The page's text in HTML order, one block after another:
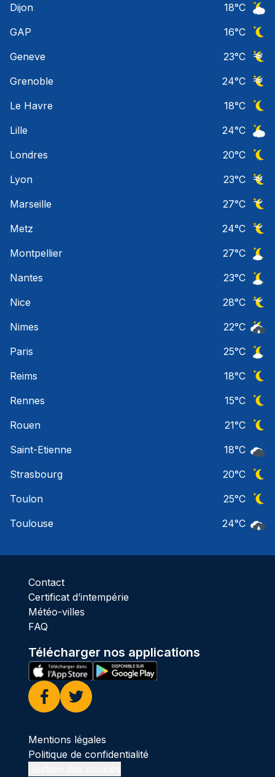
Dijon
18°C
GAP
16°C
Geneve
23°C
Grenoble
24°C
Le Havre
18°C
Lille
24°C
Londres
20°C
Lyon
23°C
Marseille
27°C
Metz
24°C
Montpellier
27°C
Nantes
23°C
Nice
28°C
Nimes
22°C
Paris
25°C
Reims
18°C
Rennes
15°C
Rouen
21°C
Saint-Etienne
18°C
Strasbourg
20°C
Toulon
25°C
Toulouse
24°C
Contact
Certificat d’intempérie
Météo-villes
FAQ
Télécharger nos applications
Facebook
Twitter
Mentions légales
Politique de confidentialité